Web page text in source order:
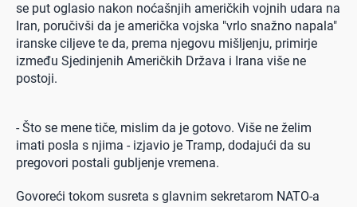
se put oglasio nakon noćašnjih američkih vojnih udara na
Iran, poručivši da je američka vojska "vrlo snažno napala"
iranske ciljeve te da, prema njegovu mišljenju, primirje
između Sjedinjenih Američkih Država i Irana više ne
postoji.
- Što se mene tiče, mislim da je gotovo. Više ne želim
imati posla s njima - izjavio je Tramp, dodajući da su
pregovori postali gubljenje vremena.
Govoreći tokom susreta s glavnim sekretarom NATO-a